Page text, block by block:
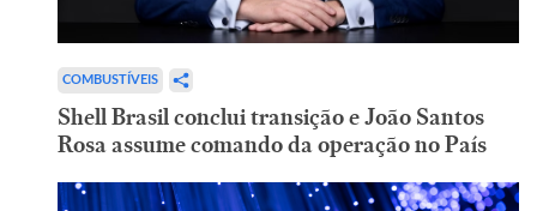
COMBUSTÍVEIS
Shell Brasil conclui transição e João Santos
Rosa assume comando da operação no País